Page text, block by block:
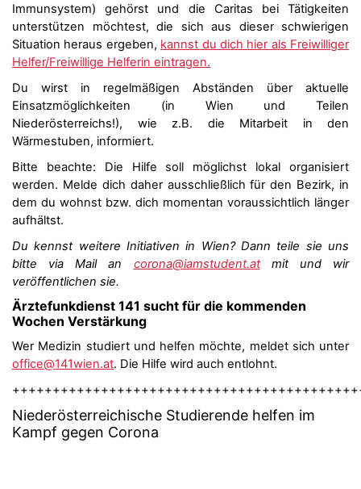
Immunsystem) gehörst und die Caritas bei Tätigkeiten
unterstützen möchtest, die sich aus dieser schwierigen
Situation heraus ergeben, kannst du dich hier als Freiwilliger
Helfer/Freiwillige Helferin eintragen.
Du wirst in regelmäßigen Abständen über aktuelle
Einsatzmöglichkeiten (in Wien und Teilen
Niederösterreichs!), wie z.B. die Mitarbeit in den
Wärmestuben, informiert.
Bitte beachte: Die Hilfe soll möglichst lokal organisiert
werden. Melde dich daher ausschließlich für den Bezirk, in
dem du wohnst bzw. dich momentan voraussichtlich länger
aufhältst.
Du kennst weitere Initiativen in Wien? Dann teile sie uns
bitte via Mail an corona@iamstudent.atmit und wir
veröffentlichen sie.
Ärztefunkdienst 141 sucht für die kommenden
Wochen Verstärkung
Wer Medizin studiert und helfen möchte, meldet sich unter
office@141wien.at. Die Hilfe wird auch entlohnt.
Niederösterreichische Studierende helfen im
Kampf gegen Corona